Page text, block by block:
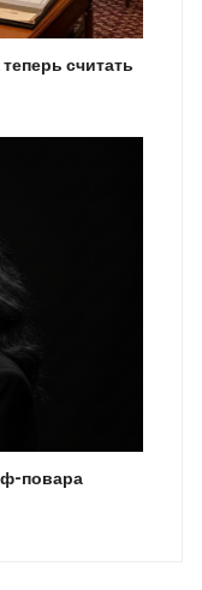
считать
повара